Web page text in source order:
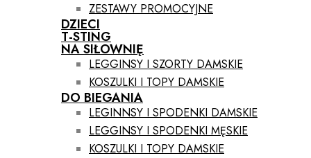
ZESTAWY PROMOCYJNE
DZIECI
T-STING
NA SIŁOWNIĘ
LEGGINSY I SZORTY DAMSKIE
KOSZULKI I TOPY DAMSKIE
DO BIEGANIA
LEGINNSY I SPODENKI DAMSKIE
LEGGINSY I SPODENKI MĘSKIE
KOSZULKI I TOPY DAMSKIE